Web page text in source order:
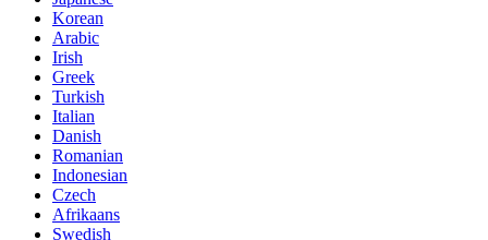
Korean
Arabic
Irish
Greek
Turkish
Italian
Danish
Romanian
Indonesian
Czech
Afrikaans
Swedish